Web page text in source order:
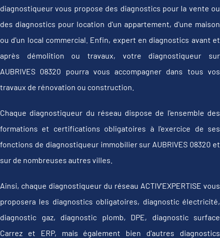
diagnostiqueur vous propose des diagnostics pour la vente ou
des diagnostics pour location d'un appartement, d'une maison
ou d'un local commercial. Enfin, expert en diagnostics avant et
après démolition ou travaux, votre diagnostiqueur sur
AUBRIVES 08320 pourra vous accompagner dans tous vos
travaux de rénovation ou construction.
Chaque diagnostiqueur du réseau dispose de l'ensemble des
formations et certifications obligatoires à l'exercice de ses
fonctions de diagnostiqueur immobilier sur AUBRIVES 08320 et
sur de nombreuses autres villes.
Ainsi, chaque diagnostiqueur du réseau ACTIV'EXPERTISE vous
proposera les diagnostics obligatoires, diagnostic électricité,
diagnostic gaz, diagnostic plomb, DPE, diagnostic surface
Carrez et ERP, mais également bien d'autres diagnostics